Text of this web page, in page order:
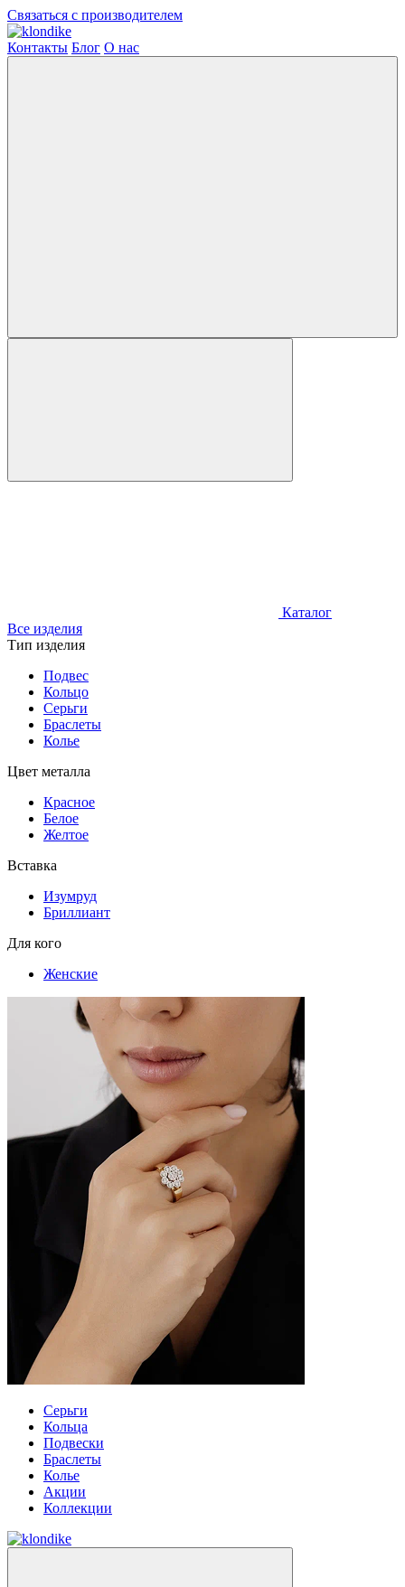
Связаться с производителем
Контакты Блог О нас
Каталог
Все изделия
Тип изделия
Подвес
Кольцо
Серьги
Браслеты
Колье
Цвет металла
Красное
Белое
Желтое
Вставка
Изумруд
Бриллиант
Для кого
Женские
Серьги
Кольца
Подвески
Браслеты
Колье
Акции
Коллекции